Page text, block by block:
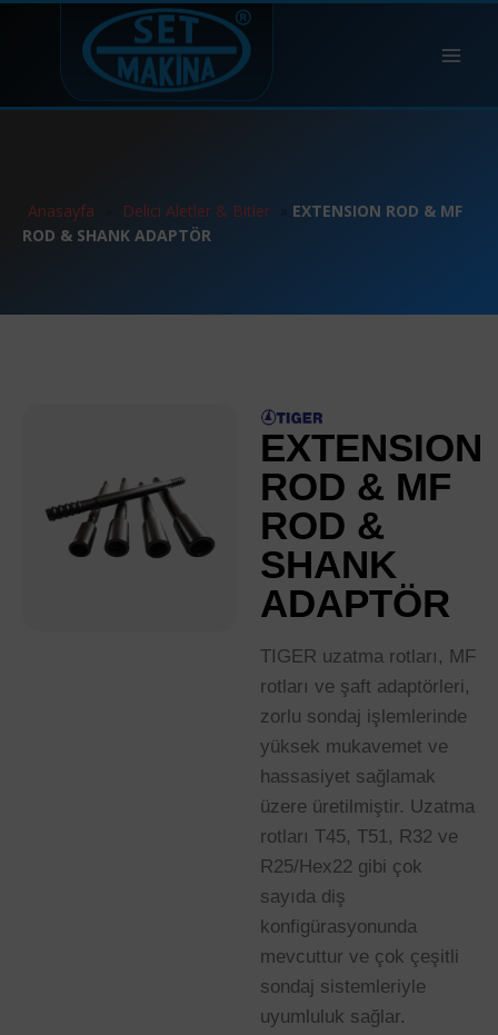
Anasayfa Delici Aletler & Bitler
EXTENSION ROD & MF
ROD & SHANK ADAPTÖR
EXTENSION
ROD & MF
ROD &
SHANK
ADAPTÖR
TIGER uzatma rotları, MF
rotları ve şaft adaptörleri,
zorlu sondaj işlemlerinde
yüksek mukavemet ve
hassasiyet sağlamak
üzere üretilmiştir. Uzatma
rotları T45, T51, R32 ve
R25/Hex22 gibi çok
sayıda diş
konfigürasyonunda
mevcuttur ve çok çeşitli
sondaj sistemleriyle
uyumluluk sağlar.